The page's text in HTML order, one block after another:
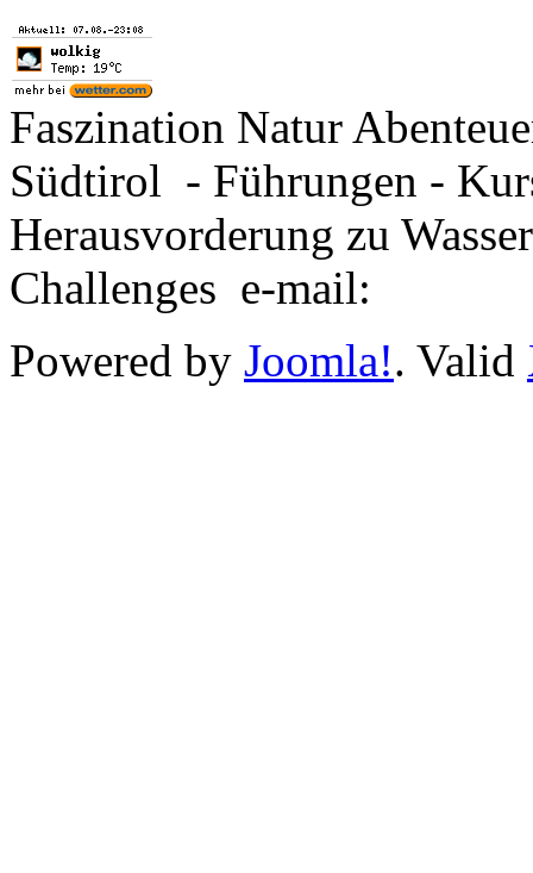
Faszination Natur
Südtirol - Führungen -
Herausvorderung zu
Challenges e-mail:
Powered by Joomla!. Valid